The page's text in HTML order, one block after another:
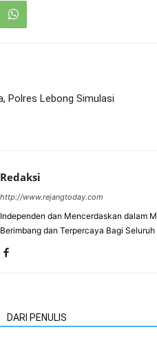
Polres Lebong Simulasi
Redaksi
http://www.rejangtoday.com
Independen dan Mencerdaskan dalam
Berimbang dan Terpercaya Bagi
DARI PENULIS